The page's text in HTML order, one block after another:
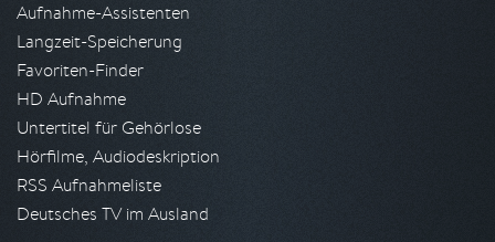
Aufnahme-Assistenten
Langzeit-Speicherung
Favoriten-Finder
HD Aufnahme
Untertitel für Gehörlose
Hörfilme, Audiodeskription
RSS Aufnahmeliste
Deutsches TV im Ausland